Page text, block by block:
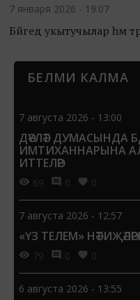
7 января 2026 - 19:07
Бәйгедә укытучылар һәм
БЕЛМИ КАЛМА
7 августа 2026 - 13:00
ДӘҮЛӘТ ДУМАСЫНДА
ИМТИХАННАРЫНА
ИТТЕЛӘР
69 0 0
7 августа 2026 - 12:57
«ҮЗ ТЕЛЕМ»
79 0 0
6 августа 2026 - 13:55